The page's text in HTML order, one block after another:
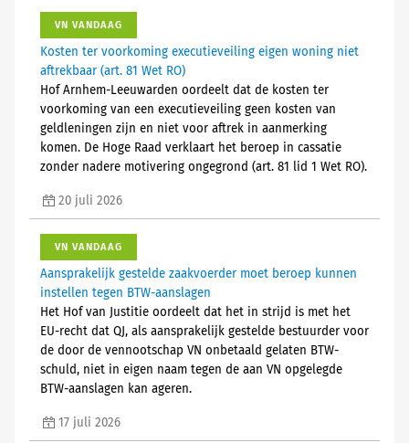
VN VANDAAG
Kosten ter voorkoming executieveiling eigen woning niet
aftrekbaar (art. 81 Wet RO)
Hof Arnhem-Leeuwarden oordeelt dat de kosten ter
voorkoming van een executieveiling geen kosten van
geldleningen zijn en niet voor aftrek in aanmerking
komen. De Hoge Raad verklaart het beroep in cassatie
zonder nadere motivering ongegrond (art. 81 lid 1 Wet RO).
20 juli 2026
VN VANDAAG
Aansprakelijk gestelde zaakvoerder moet beroep kunnen
instellen tegen BTW-aanslagen
Het Hof van Justitie oordeelt dat het in strijd is met het
EU-recht dat QJ, als aansprakelijk gestelde bestuurder voor
de door de vennootschap VN onbetaald gelaten BTW-
schuld, niet in eigen naam tegen de aan VN opgelegde
BTW-aanslagen kan ageren.
17 juli 2026